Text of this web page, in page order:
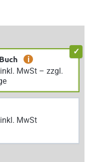
i
inkl. MwSt – zzgl.
inkl. MwSt